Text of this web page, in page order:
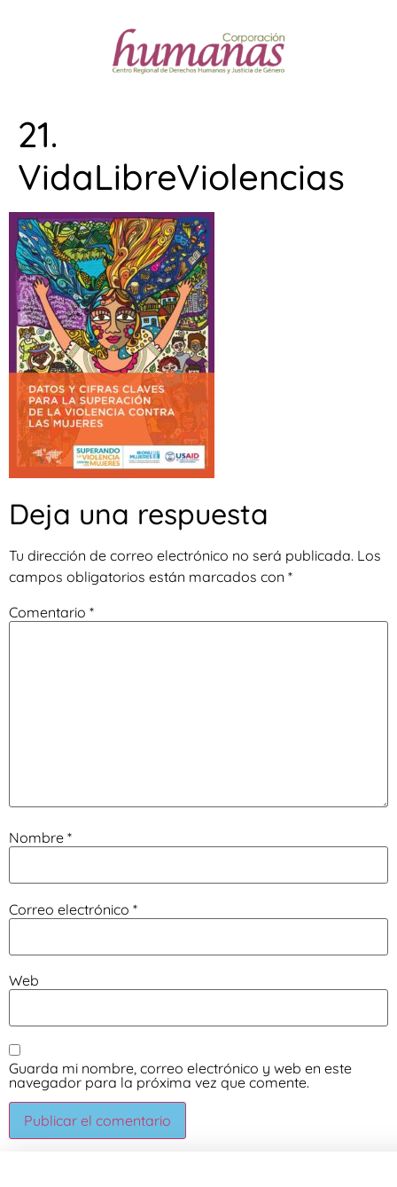
21.
VidaLibreViolencias
Deja una respuesta
Tu dirección de correo electrónico no será publicada. Los
campos obligatorios están marcados con *
Comentario *
Nombre *
Correo electrónico *
Web
Guarda mi nombre, correo electrónico y web en este
navegador para la próxima vez que comente.